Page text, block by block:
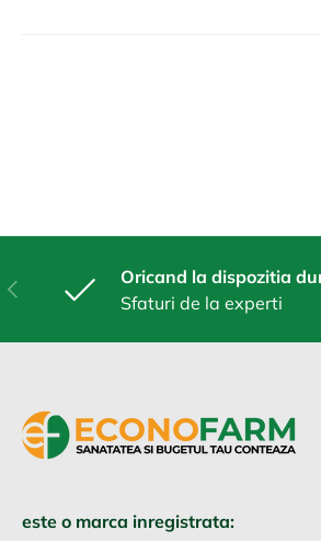
Anterior
Oricand la dispozitia
Sfaturi de la experti
este o marca inregistrata: